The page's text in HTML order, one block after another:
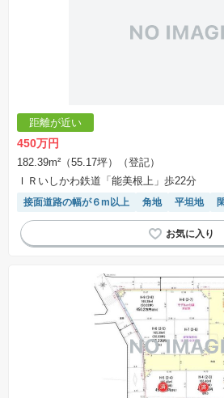
距離が近い
450万円
182.39m²（55.17坪）（登記）
ＩＲいしかわ鉄道「能美根上」歩22分
接面道路の幅が６m以上 角地 平坦地